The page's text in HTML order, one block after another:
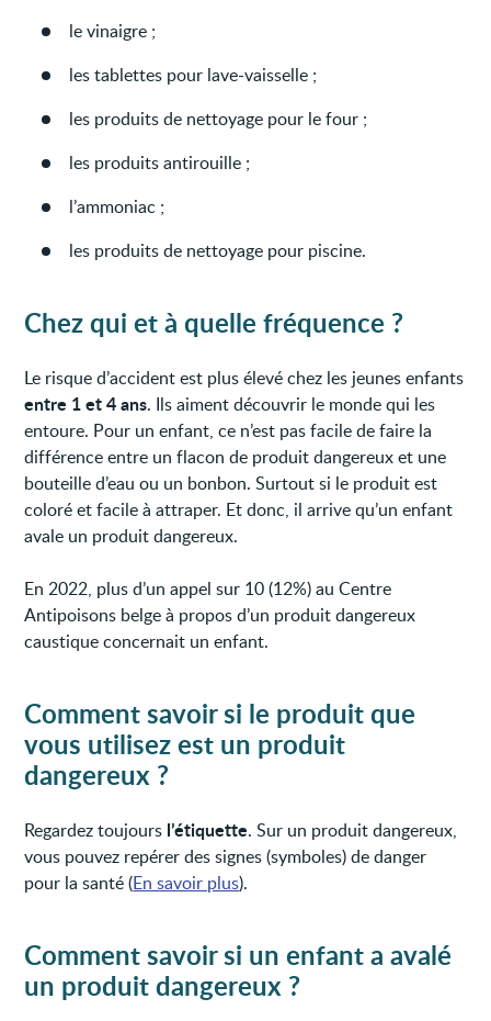
le vinaigre ;
les tablettes pour lave-vaisselle ;
les produits de nettoyage pour le four ;
les produits antirouille ;
l’ammoniac ;
les produits de nettoyage pour piscine.
Chez qui et à quelle fréquence ?
Le risque d’accident est plus élevé chez les jeunes enfants
entre 1 et 4 ans. Ils aiment découvrir le monde qui les
entoure. Pour un enfant, ce n’est pas facile de faire la
différence entre un flacon de produit dangereux et une
bouteille d’eau ou un bonbon. Surtout si le produit est
coloré et facile à attraper. Et donc, il arrive qu’un enfant
avale un produit dangereux.
En 2022, plus d’un appel sur 10 (12%) au Centre
Antipoisons belge à propos d’un produit dangereux
caustique concernait un enfant.
Comment savoir si le produit que
vous utilisez est un produit
dangereux ?
Regardez toujours l’étiquette. Sur un produit dangereux,
vous pouvez repérer des signes (symboles) de danger
pour la santé (En savoir plus).
Comment savoir si un enfant a avalé
un produit dangereux ?